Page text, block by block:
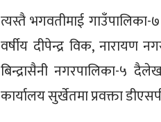
त्यस्तै भगवतीमाई
वर्षीय दीपेन्द्र विक, नारायण
बिन्द्रासैनी नगरपालिका-५
कार्यालय सुर्खेतमा प्रवक्ता